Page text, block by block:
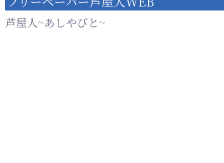
芦屋人~あしやびと~